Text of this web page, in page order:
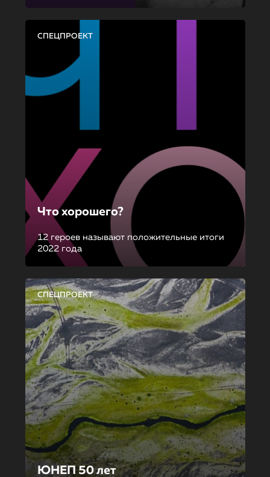
СПЕЦПРОЕКТ
Что хорошего?
12 героев называют положительные итоги
2022 года
СПЕЦПРОЕКТ
ЮНЕП 50 лет